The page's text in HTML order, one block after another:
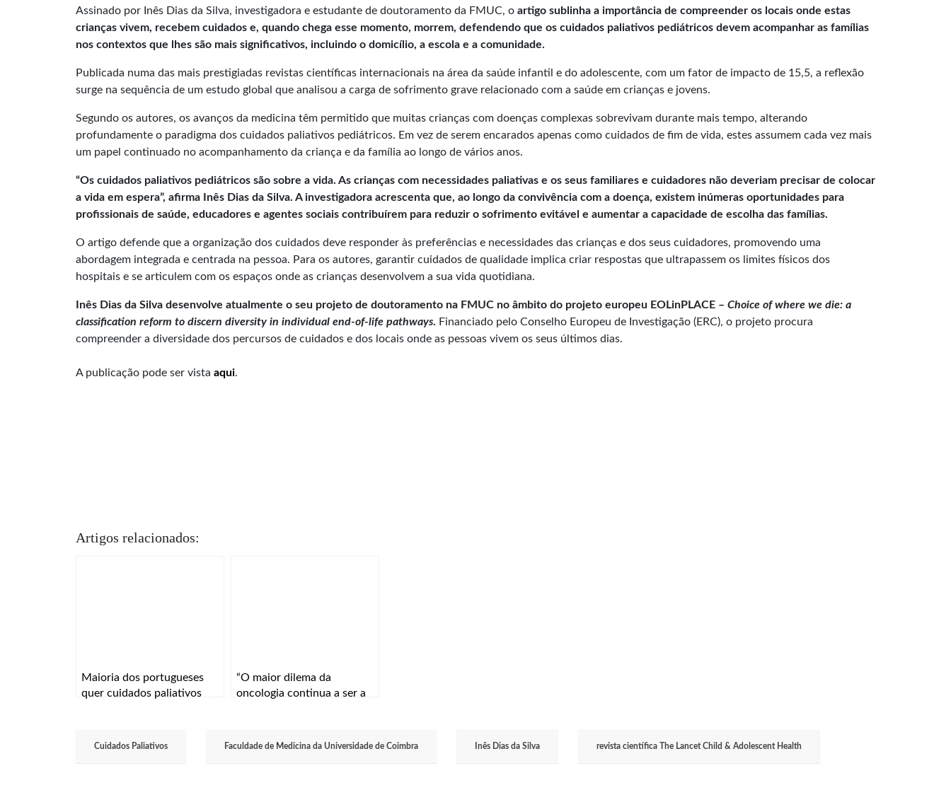
Assinado por Inês Dias da Silva, investigadora e estudante de doutoramento da FMUC, o artigo sublinha a importância de compreender os locais onde estas
crianças vivem, recebem cuidados e, quando chega esse momento, morrem, defendendo que os cuidados paliativos pediátricos devem acompanhar as famílias
nos contextos que lhes são mais significativos, incluindo o domicílio, a escola e a comunidade.
Publicada numa das mais prestigiadas revistas científicas internacionais na área da saúde infantil e do adolescente, com um fator de impacto de 15,5, a reflexão
surge na sequência de um estudo global que analisou a carga de sofrimento grave relacionado com a saúde em crianças e jovens.
Segundo os autores, os avanços da medicina têm permitido que muitas crianças com doenças complexas sobrevivam durante mais tempo, alterando
profundamente o paradigma dos cuidados paliativos pediátricos. Em vez de serem encarados apenas como cuidados de fim de vida, estes assumem cada vez mais
um papel continuado no acompanhamento da criança e da família ao longo de vários anos.
“Os cuidados paliativos pediátricos são sobre a vida. As crianças com necessidades paliativas e os seus familiares e cuidadores não deveriam precisar de colocar
a vida em espera”, afirma Inês Dias da Silva. A investigadora acrescenta que, ao longo da convivência com a doença, existem inúmeras oportunidades para
profissionais de saúde, educadores e agentes sociais contribuírem para reduzir o sofrimento evitável e aumentar a capacidade de escolha das famílias.
O artigo defende que a organização dos cuidados deve responder às preferências e necessidades das crianças e dos seus cuidadores, promovendo uma
abordagem integrada e centrada na pessoa. Para os autores, garantir cuidados de qualidade implica criar respostas que ultrapassem os limites físicos dos
hospitais e se articulem com os espaços onde as crianças desenvolvem a sua vida quotidiana.
Inês Dias da Silva desenvolve atualmente o seu projeto de doutoramento na FMUC no âmbito do projeto europeu EOLinPLACE – Choice of where we die: a
classification reform to discern diversity in individual end-of-life pathways. Financiado pelo Conselho Europeu de Investigação (ERC), o projeto procura
compreender a diversidade dos percursos de cuidados e dos locais onde as pessoas vivem os seus últimos dias.
A publicação pode ser vista aqui.
Artigos relacionados:
Maioria dos portugueses
quer cuidados paliativos
“O maior dilema da
oncologia continua a ser a
Cuidados Paliativos Faculdade de Medicina da Universidade de Coimbra Inês Dias da Silva revista científica The Lancet Child & Adolescent Health